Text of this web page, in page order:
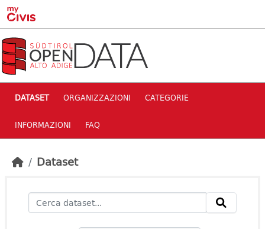
Skip to main content
DATASET ORGANIZZAZIONI CATEGORIE
INFORMAZIONI FAQ
Dataset